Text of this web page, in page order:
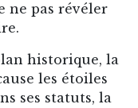
ne pas révéler
historique, la
les étoiles
ses statuts, la